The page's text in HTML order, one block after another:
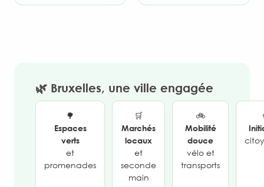
🌿 Bruxelles, une ville engagée
🌳
Espaces
verts
et
promenades
🛒
Marchés
locaux
et
seconde
main
🚲
Mobilité
douce
vélo et
transports